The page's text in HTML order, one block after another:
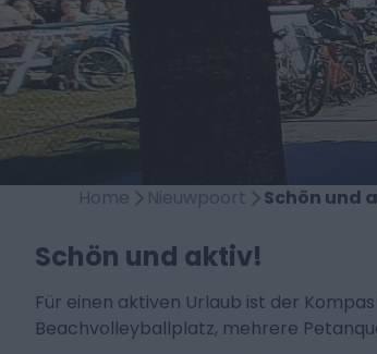
Home Nieuwpoort Schön und
Schön und aktiv!
Für einen aktiven Urlaub ist der
Beachvolleyballplatz, mehrere